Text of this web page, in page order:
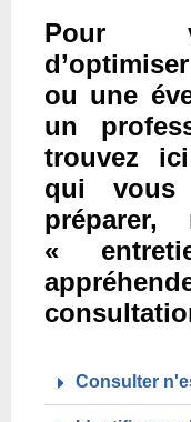
Pour
ou une
un
trouvez
qui vous
«
Consulter